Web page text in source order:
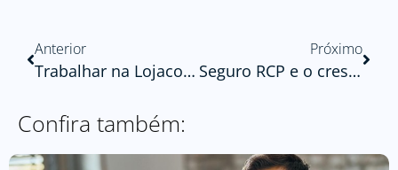
Anterior
Trabalhar na Lojacorr: melhorias para colaboradores e segurança de dados
Próximo
Seguro RCP e o crescimento do mercado no Brasil
Confira também: